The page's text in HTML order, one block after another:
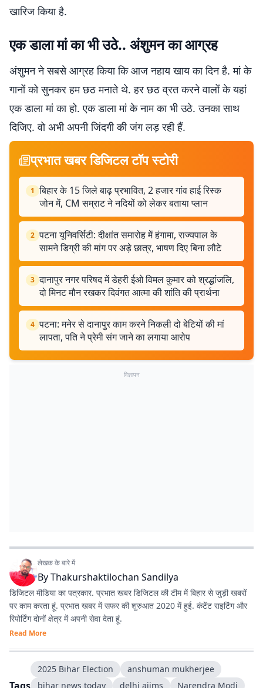
खारिज किया है.
एक डाला मां का भी उठे.. अंशुमन का आग्रह
अंशुमन ने सबसे आग्रह किया कि आज नहाय खाय का दिन है. मां के
गानों को सुनकर हम छठ मनाते थे. हर छठ व्रत करने वालों के यहां
एक डाला मां का हो. एक डाला मां के नाम का भी उठे. उनका साथ
दिजिए. वो अभी अपनी जिंदगी की जंग लड़ रही हैं.
प्रभात खबर डिजिटल टॉप स्टोरी
1 बिहार के 15 जिले बाढ़ प्रभावित, 2 हजार गांव हाई रिस्क
जोन में, CM सम्राट ने नदियों को लेकर बताया प्लान
2 पटना यूनिवर्सिटी: दीक्षांत समारोह में हंगामा, राज्यपाल के
सामने डिग्री की मांग पर अड़े छात्र, भाषण दिए बिना लौटे
3 दानापुर नगर परिषद में डेहरी ईओ विमल कुमार को श्रद्धांजलि,
दो मिनट मौन रखकर दिवंगत आत्मा की शांति की प्रार्थना
4 पटना: मनेर से दानापुर काम करने निकली दो बेटियों की मां
लापता, पति ने प्रेमी संग जाने का लगाया आरोप
विज्ञापन
लेखक के बारे में
ByThakurshaktilochan Sandilya
डिजिटल मीडिया का पत्रकार. प्रभात खबर डिजिटल की टीम में बिहार से जुड़ी खबरों
पर काम करता हूं. प्रभात खबर में सफर की शुरुआत 2020 में हुई. कंटेंट राइटिंग और
रिपोर्टिंग दोनों क्षेत्र में अपनी सेवा देता हूं.
Read More
2025 Bihar Election
anshuman mukherjee
bihar news today
delhi aiims Narendra Modi